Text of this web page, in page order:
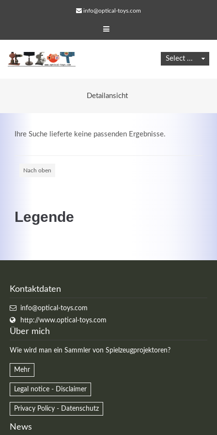
info@optical-toys.com
Detailansicht
Ihre Suche lieferte keine passenden Ergebnisse.
Nach oben
Legende
Kontaktdaten
info@optical-toys.com
http://www.optical-toys.com
Über mich
Wie wird man ein Sammler von Spielzeugprojektoren?
Mehr
Legal notice - Disclaimer
Privacy Policy - Datenschutz
News
elit. Aenean commodo ligula eget dolor.
Lorem ipsum dolor sit amet, consectetuer adipiscing
elit. Aenean commodo ligula eget dolor.